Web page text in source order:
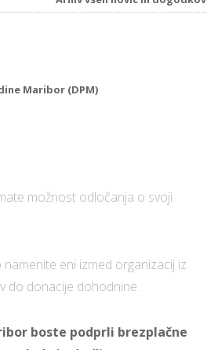
Maribor (DPM)
možnost odločanja o svoji
eni izmed organizacij iz
do donacije dohodnine.
boste podprli brezplačne